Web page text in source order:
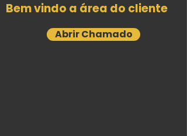
Bem vindo a área do cliente
Abrir Chamado